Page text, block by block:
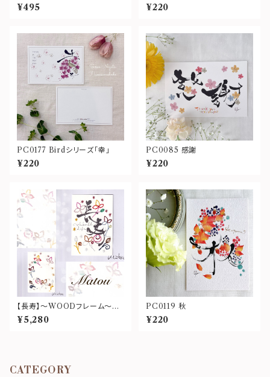
¥495 ¥220
PC0177 Birdシリーズ「幸」
¥220
PC0085 感謝
¥220
【長寿】〜WOODフレーム〜
0004
¥5,280
PC0119 秋
¥220
CATEGORY